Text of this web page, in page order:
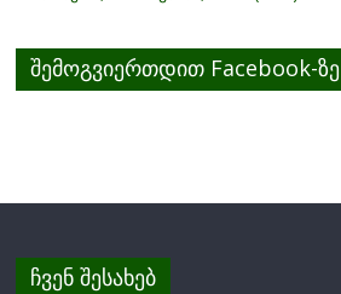
შემოგვიერთდით Facebook-ზე
ჩვენ შესახებ